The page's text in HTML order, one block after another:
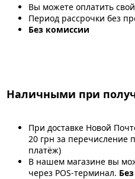
Вы можете оплатить
Период рассрочки без
Без комиссии
Наличными при
При доставке Новой
20 грн за перечисление
платёж)
В нашем магазине вы
через POS-терминал.